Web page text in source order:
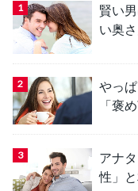
賢い
い奥
やっ
「褒
アナ
性」